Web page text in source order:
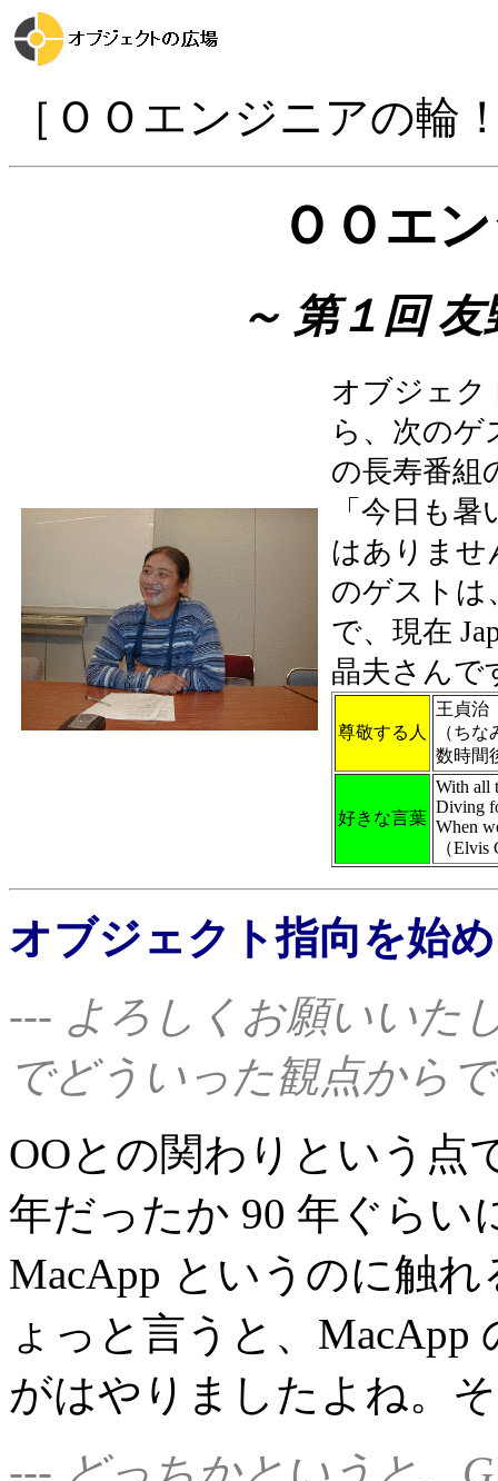
［ＯＯエンジニアの輪
ＯＯエ
～ 第１回
オブジェク
ら、次の
の長寿番組
「今日も
はありませ
のゲストは
で、現在
晶夫さんで
尊敬する人
王貞治
（ち
数時間
好きな言葉
With all
Diving
When
（
オブジェクト指向を始
--- よろしくお願いいた
でどういった観点から
OOとの関わりという点
年だったか 90 年ぐらい
MacApp というのに触
ょっと言うと、MacApp
がはやりましたよね。
--- どっちかというと、